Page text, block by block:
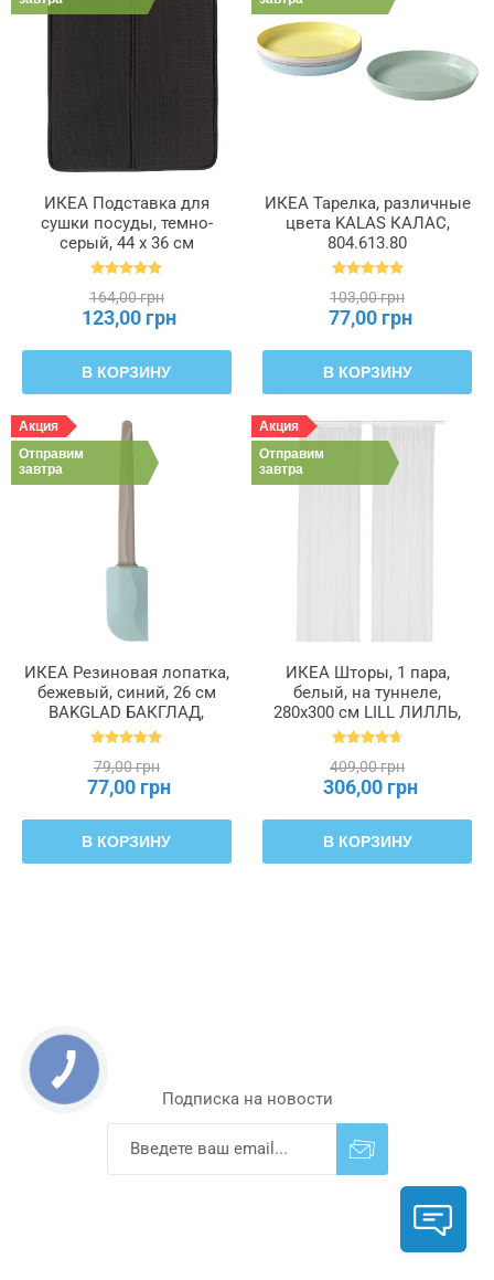
ИКЕА Подставка для
сушки посуды, темно-
серый, 44 x 36 см
NYSKÖLJD НЮХОЛИД,
164,00 грн
123,00 грн
В КОРЗИНУ
ИКЕА Тарелка, различные
цвета KALAS КАЛАС,
804.613.80
103,00 грн
77,00 грн
В КОРЗИНУ
Акция
Отправим
завтра
ИКЕА Резиновая лопатка,
бежевый, синий, 26 см
BAKGLAD БАКГЛАД,
204.855.48
79,00 грн
77,00 грн
В КОРЗИНУ
Акция
Отправим
завтра
ИКЕА Шторы, 1 пара,
белый, на туннеле,
280x300 см LILL ЛИЛЛЬ,
100.702.62
409,00 грн
306,00 грн
В КОРЗИНУ
Подписка на новости